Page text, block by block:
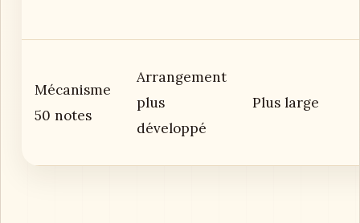
Mécanisme
50 notes
Arrangement
plus
développé
Plus large